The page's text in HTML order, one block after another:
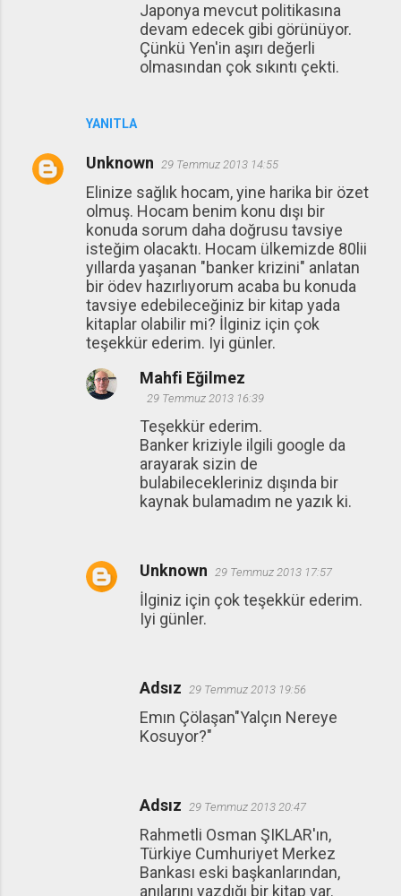
YANITLA
Japonya mevcut politikasına
devam edecek gibi görünüyor.
Çünkü Yen'in aşırı değerli
olmasından çok sıkıntı çekti.
Unknown 29 Temmuz 2013 14:55
Elinize sağlık hocam, yine harika bir özet
olmuş. Hocam benim konu dışı bir
konuda sorum daha doğrusu tavsiye
isteğim olacaktı. Hocam ülkemizde 80lii
yıllarda yaşanan "banker krizini" anlatan
bir ödev hazırlıyorum acaba bu konuda
tavsiye edebileceğiniz bir kitap yada
kitaplar olabilir mi? İlginiz için çok
teşekkür ederim. Iyi günler.
Mahfi Eğilmez
29 Temmuz 2013 16:39
Teşekkür ederim.
Banker kriziyle ilgili google da
arayarak sizin de
bulabilecekleriniz dışında bir
kaynak bulamadım ne yazık ki.
Unknown 29 Temmuz 2013 17:57
İlginiz için çok teşekkür ederim.
Iyi günler.
Adsız 29 Temmuz 2013 19:56
Emın Çölaşan"Yalçın Nereye
Kosuyor?"
Adsız 29 Temmuz 2013 20:47
Rahmetli Osman ŞIKLAR'ın,
Türkiye Cumhuriyet Merkez
Bankası eski başkanlarından,
anılarını yazdığı bir kitap var.